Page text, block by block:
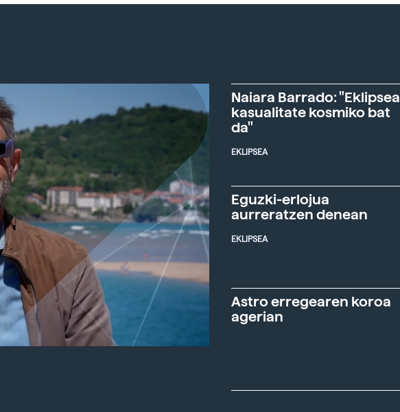
Naiara Barrado: "Eklipsea
kasualitate kosmiko bat
da"
EKLIPSEA
Eguzki-erlojua
aurreratzen denean
EKLIPSEA
Astro erregearen koroa
agerian